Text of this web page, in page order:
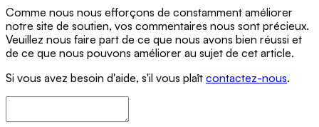
Comme nous nous efforçons de constamment améliorer
notre site de soutien, vos commentaires nous sont précieux.
Veuillez nous faire part de ce que nous avons bien réussi et
de ce que nous pouvons améliorer au sujet de cet article.
Si vous avez besoin d'aide, s'il vous plaît contactez-nous.